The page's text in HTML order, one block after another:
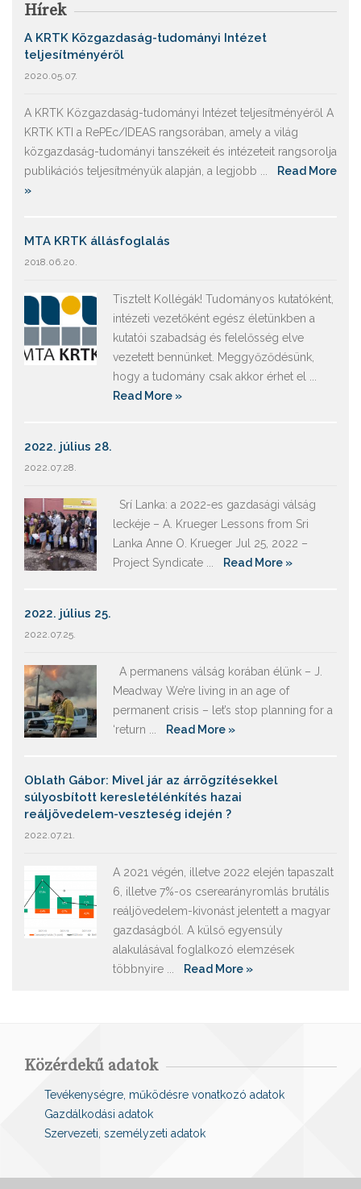
Hírek
A KRTK Közgazdaság-tudományi Intézet
teljesítményéről
2020.05.07.
A KRTK Közgazdaság-tudományi Intézet teljesítményéről A
KRTK KTI a RePEc/IDEAS rangsorában, amely a világ
közgazdaság-tudományi tanszékeit és intézeteit rangsorolja
publikációs teljesítményük alapján, a legjobb ...
Read More
»
MTA KRTK állásfoglalás
2018.06.20.
Tisztelt Kollégák! Tudományos kutatóként,
intézeti vezetőként egész életünkben a
kutatói szabadság és felelősség elve
vezetett bennünket. Meggyőződésünk,
hogy a tudomány csak akkor érhet el ...
Read More »
2022. július 28.
2022.07.28.
Srí Lanka: a 2022-es gazdasági válság
leckéje – A. Krueger Lessons from Sri
Lanka Anne O. Krueger Jul 25, 2022 –
Project Syndicate ...
Read More »
2022. július 25.
2022.07.25.
A permanens válság korában élünk – J.
Meadway We’re living in an age of
permanent crisis – let’s stop planning for a
‘return ...
Read More »
Oblath Gábor: Mivel jár az árrögzítésekkel
súlyosbított keresletélénkítés hazai
reáljövedelem-veszteség idején ?
2022.07.21.
A 2021 végén, illetve 2022 elején tapaszalt
6, illetve 7%-os cserearányromlás brutális
reáljövedelem-kivonást jelentett a magyar
gazdaságból. A külső egyensúly
alakulásával foglalkozó elemzések
többnyire ...
Read More »
Közérdekű adatok
Tevékenységre, működésre vonatkozó adatok
Gazdálkodási adatok
Szervezeti, személyzeti adatok